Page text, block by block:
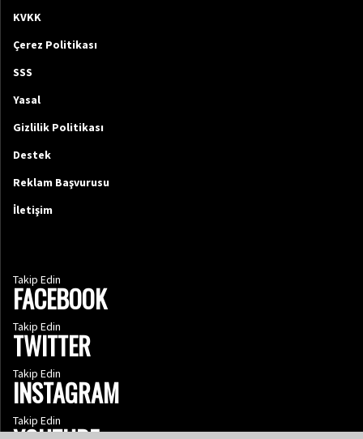
KVKK
Çerez Politikası
SSS
Yasal
Gizlilik Politikası
Destek
Reklam Başvurusu
İletişim
Takip Edin
FACEBOOK
Takip Edin
TWITTER
Takip Edin
INSTAGRAM
Takip Edin